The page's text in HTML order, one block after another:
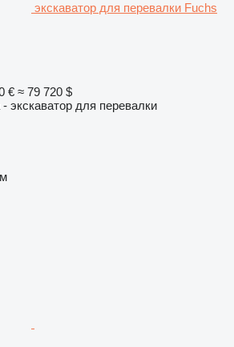
экскаватор для перевалки Fuchs
€ ≈ 79 720 $
экскаватор для перевалки